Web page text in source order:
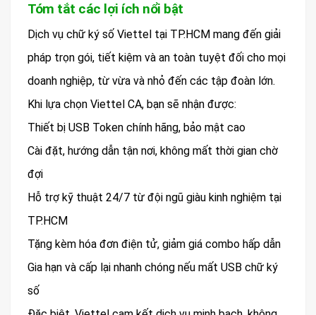
Tóm tắt các lợi ích nổi bật
Dịch vụ chữ ký số Viettel tại TP.HCM mang đến giải
pháp trọn gói, tiết kiệm và an toàn tuyệt đối cho mọi
doanh nghiệp, từ vừa và nhỏ đến các tập đoàn lớn.
Khi lựa chọn Viettel CA, bạn sẽ nhận được:
Thiết bị USB Token chính hãng, bảo mật cao
Cài đặt, hướng dẫn tận nơi, không mất thời gian chờ
đợi
Hỗ trợ kỹ thuật 24/7 từ đội ngũ giàu kinh nghiệm tại
TP.HCM
Tặng kèm hóa đơn điện tử, giảm giá combo hấp dẫn
Gia hạn và cấp lại nhanh chóng nếu mất USB chữ ký
số